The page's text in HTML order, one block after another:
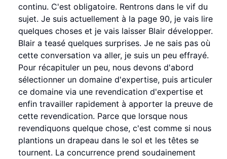
continu. C'est obligatoire. Rentrons dans le vif du
sujet. Je suis actuellement à la page 90, je vais lire
quelques choses et je vais laisser Blair développer.
Blair a teasé quelques surprises. Je ne sais pas où
cette conversation va aller, je suis un peu effrayé.
Pour récapituler un peu, nous devons d'abord
sélectionner un domaine d'expertise, puis articuler
ce domaine via une revendication d'expertise et
enfin travailler rapidement à apporter la preuve de
cette revendication. Parce que lorsque nous
revendiquons quelque chose, c'est comme si nous
plantions un drapeau dans le sol et les têtes se
tournent. La concurrence prend soudainement